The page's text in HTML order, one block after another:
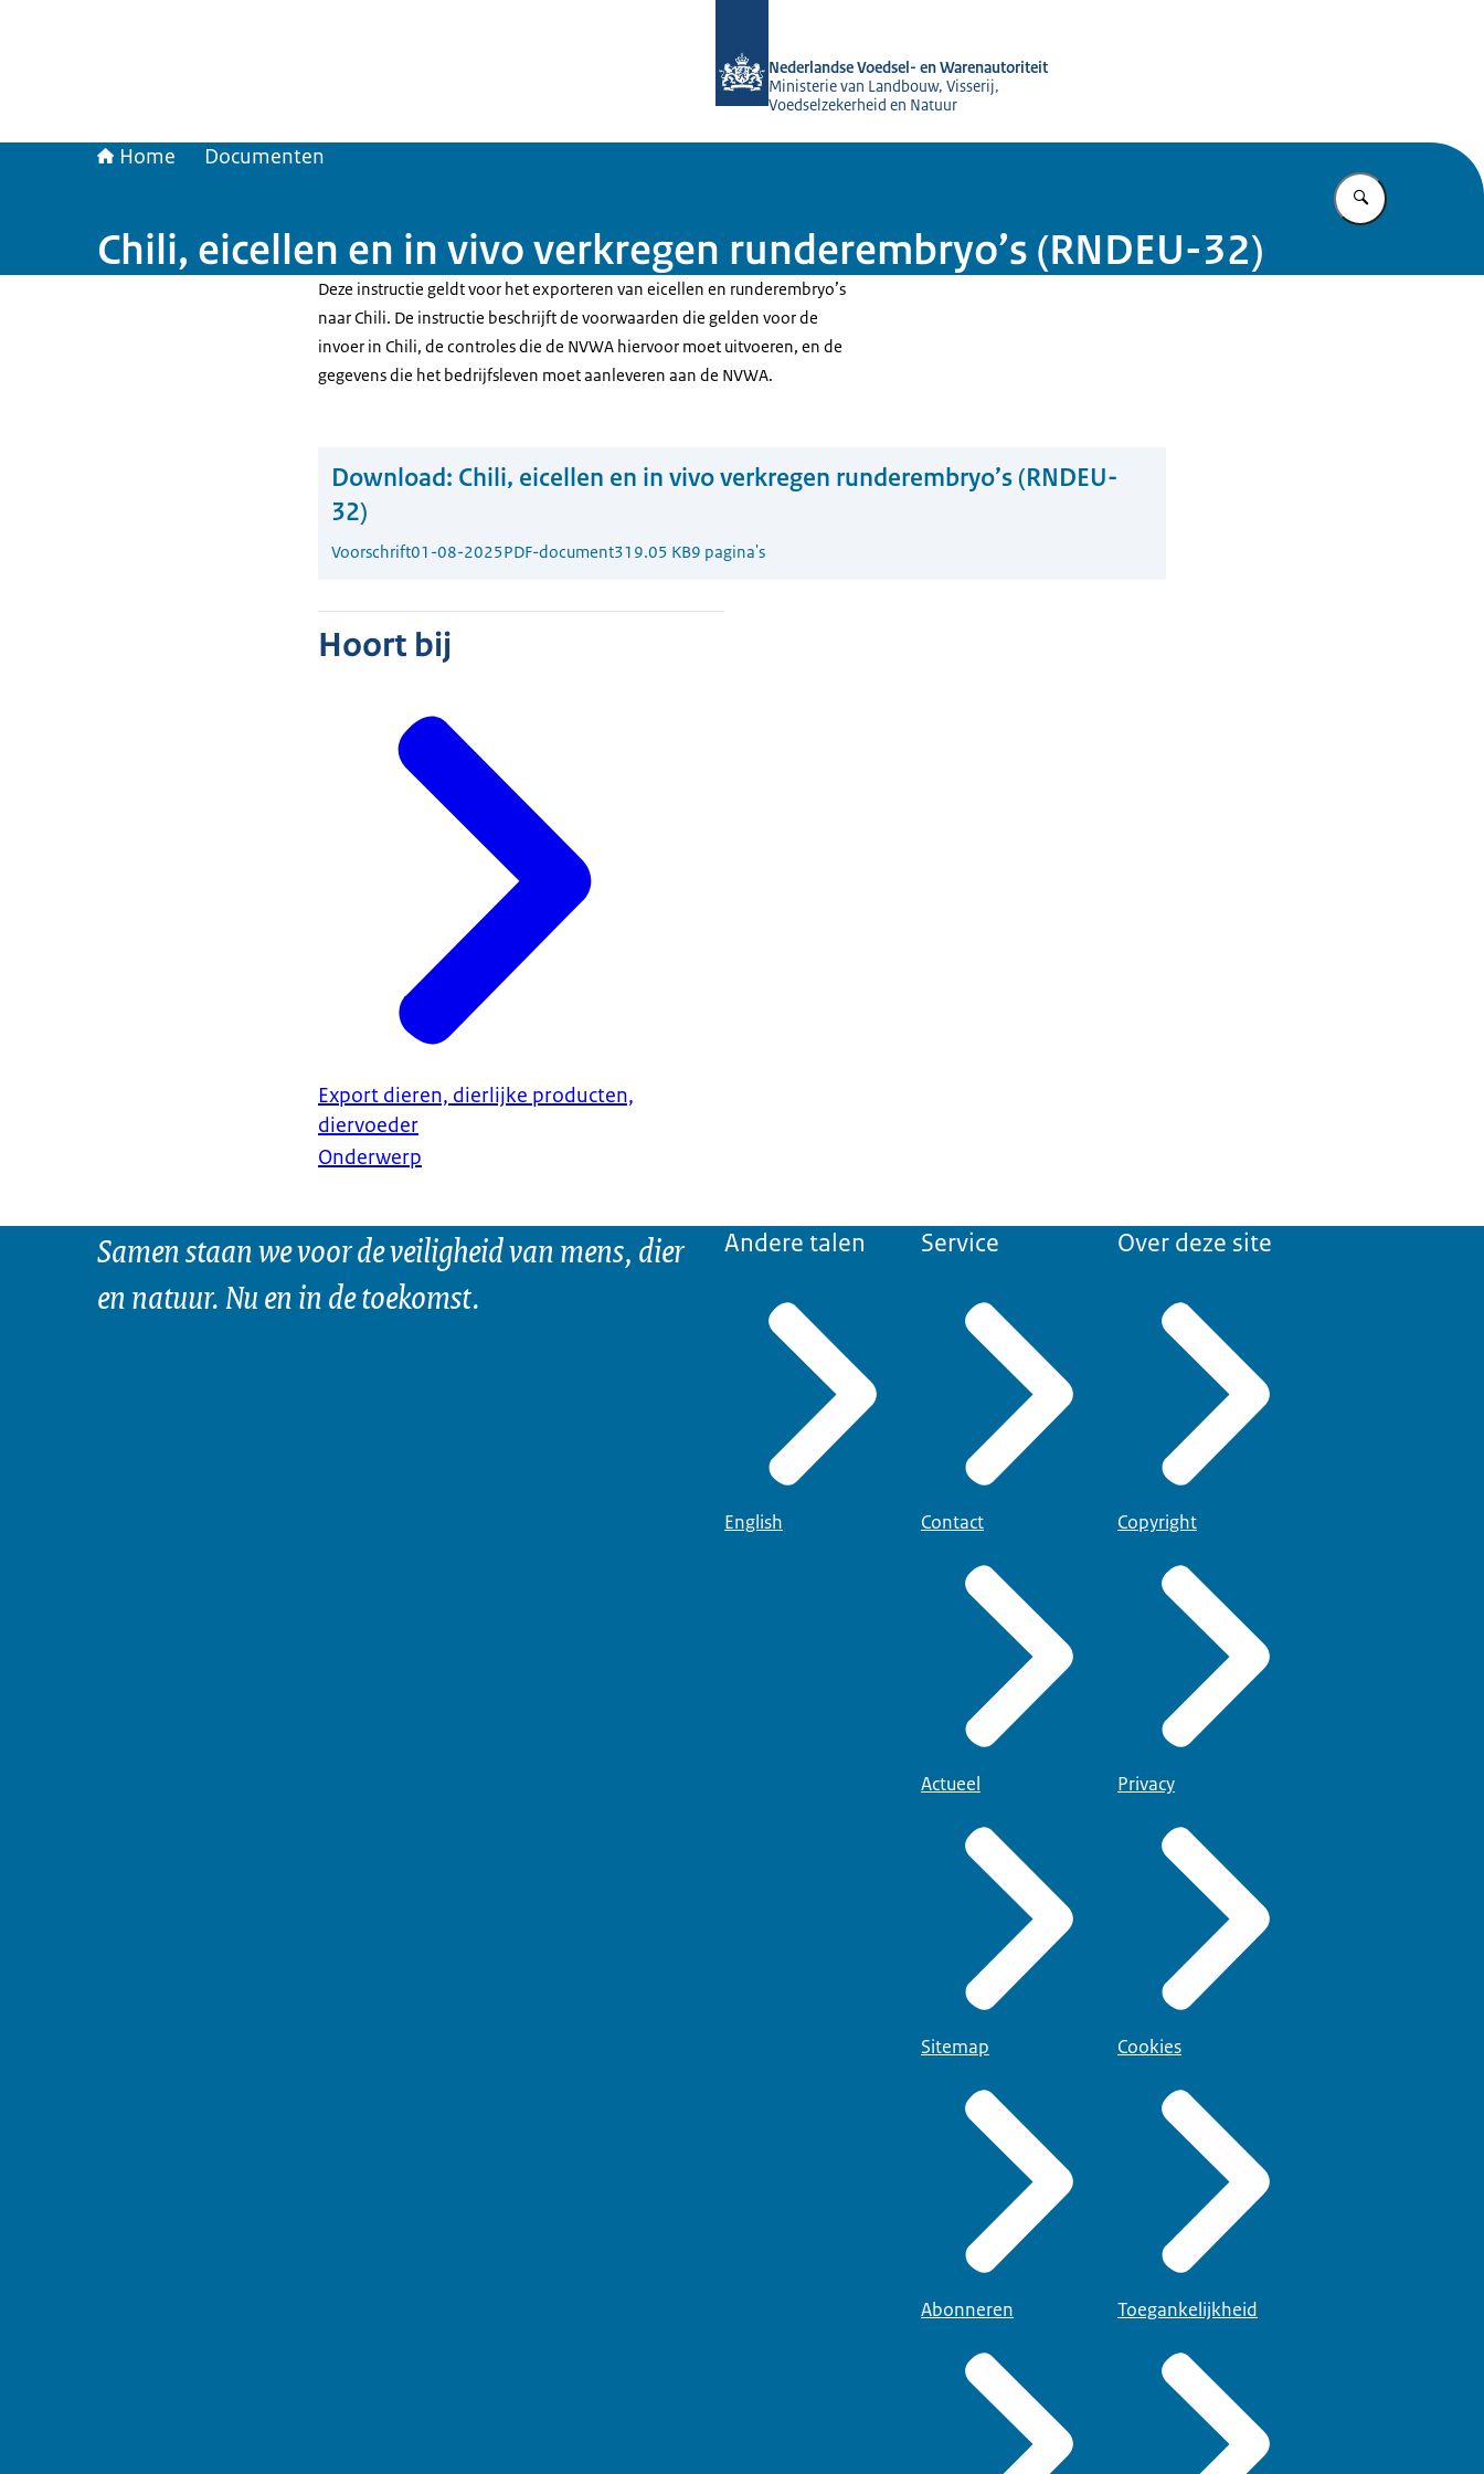
Nederlandse Voedsel- en Warenautoriteit
Ministerie van Landbouw, Visserij,
Voedselzekerheid en Natuur
Home Documenten
Vul in wat u
Chili, eicellen en in vivo verkregen runderembryo’s (RNDEU-32)
Deze instructie geldt voor het exporteren van eicellen en runderembryo’s
naar Chili. De instructie beschrijft de voorwaarden die gelden voor de
invoer in Chili, de controles die de NVWA hiervoor moet uitvoeren, en de
gegevens die het bedrijfsleven moet aanleveren aan de NVWA.
Download: Chili, eicellen en in vivo verkregen runderembryo’s (RNDEU-
32)
Voorschrift01-08-2025PDF-document319.05 KB9 pagina's
Hoort bij
Export dieren, dierlijke producten,
diervoeder
Onderwerp
Samen staan we voor de veiligheid van mens, dier
en natuur. Nu en in de toekomst.
Andere talen
English
Service
Contact
Actueel
Sitemap
Abonneren
Over deze site
Copyright
Privacy
Cookies
Toegankelijkheid